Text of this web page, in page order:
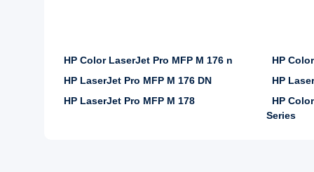
HP Color LaserJet Pro MFP M 176 n HP
HP LaserJet Pro MFP M 176 DN
HP
HP LaserJet Pro MFP M 178
HP
Series